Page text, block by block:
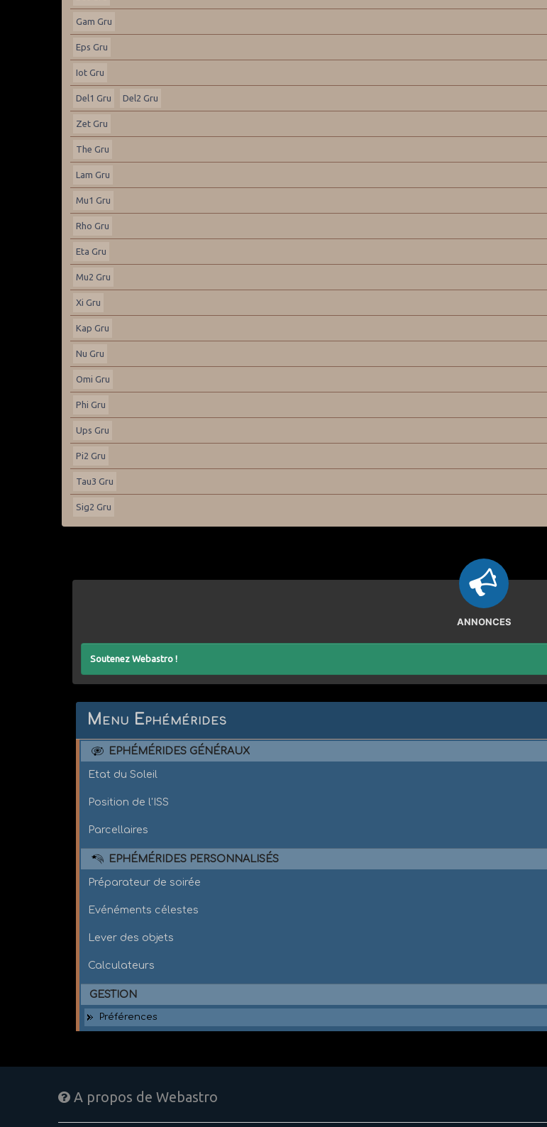
Gam Gru
Eps Gru
Iot Gru
Del1 Gru Del2 Gru
Zet Gru
The Gru
Lam Gru
Mu1 Gru
Rho Gru
Eta Gru
Mu2 Gru
Xi Gru
Kap Gru
Nu Gru
Omi Gru
Phi Gru
Ups Gru
Pi2 Gru
Tau3 Gru
Sig2 Gru
ANNONCES
Soutenez Webastro !
Menu Ephémérides
EPHÉMÉRIDES GÉNÉRAUX
Etat du Soleil
Position de l'ISS
Parcellaires
EPHÉMÉRIDES PERSONNALISÉS
Préparateur de soirée
Evénéments célestes
Lever des objets
Calculateurs
GESTION
Préférences
A propos de Webastro